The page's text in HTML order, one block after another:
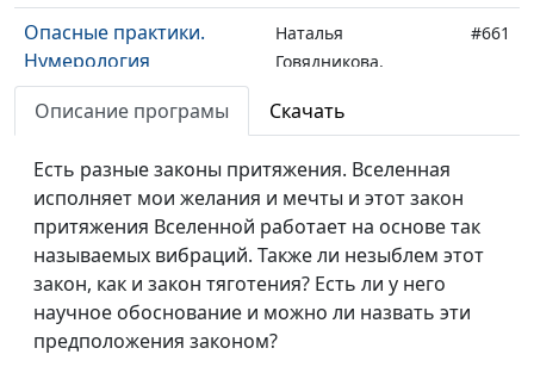
Опасные практики.
Нумерология
Наталья
Говядникова,
и социальных наук
#661
Опасные практики.
Хэллоуин. Развлечение
или опасность?
Наталья
Говядникова,
магистр социологии
и социальных наук
Опасные практики.
Социальные сети и
христианство
Говядникова,
Описание програмы Скачать
Есть разные законы притяжения. Вселенная
исполняет мои желания и мечты и этот закон
притяжения Вселенной работает на основе так
называемых вибраций. Также ли незыблем этот
закон, как и закон тяготения? Есть ли у него
научное обоснование и можно ли назвать эти
предположения законом?